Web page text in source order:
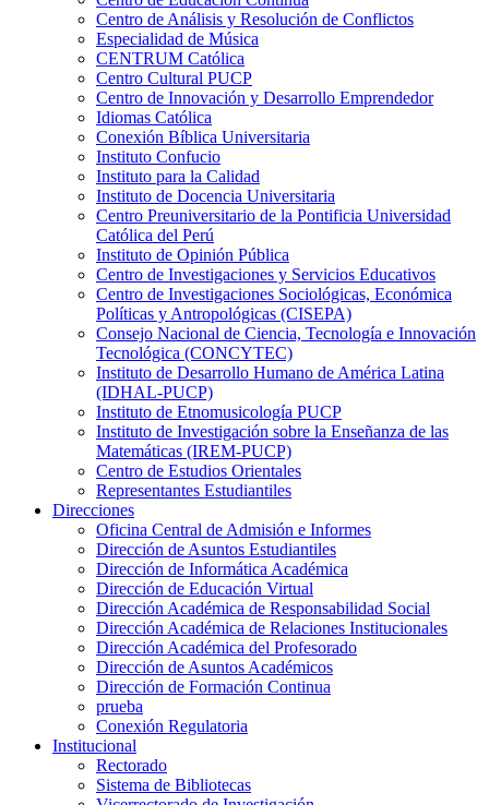
Centro de Análisis y Resolución de Conflictos
Especialidad de Música
CENTRUM Católica
Centro Cultural PUCP
Centro de Innovación y Desarrollo Emprendedor
Idiomas Católica
Conexión Bíblica Universitaria
Instituto Confucio
Instituto para la Calidad
Instituto de Docencia Universitaria
Centro Preuniversitario de la Pontificia Universidad
Católica del Perú
Instituto de Opinión Pública
Centro de Investigaciones y Servicios Educativos
Centro de Investigaciones Sociológicas, Económica
Políticas y Antropológicas (CISEPA)
Consejo Nacional de Ciencia, Tecnología e Innovación
Tecnológica (CONCYTEC)
Instituto de Desarrollo Humano de América Latina
(IDHAL-PUCP)
Instituto de Etnomusicología PUCP
Instituto de Investigación sobre la Enseñanza de las
Matemáticas (IREM-PUCP)
Centro de Estudios Orientales
Representantes Estudiantiles
Direcciones
Oficina Central de Admisión e Informes
Dirección de Asuntos Estudiantiles
Dirección de Informática Académica
Dirección de Educación Virtual
Dirección Académica de Responsabilidad Social
Dirección Académica de Relaciones Institucionales
Dirección Académica del Profesorado
Dirección de Asuntos Académicos
Dirección de Formación Continua
prueba
Conexión Regulatoria
Institucional
Rectorado
Sistema de Bibliotecas